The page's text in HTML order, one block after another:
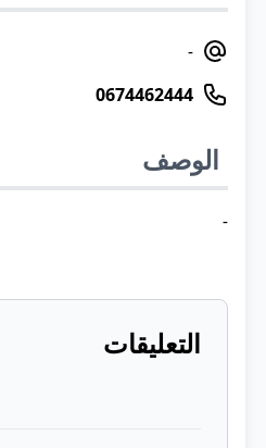
-
0674462444
الوصف
-
التعليقات